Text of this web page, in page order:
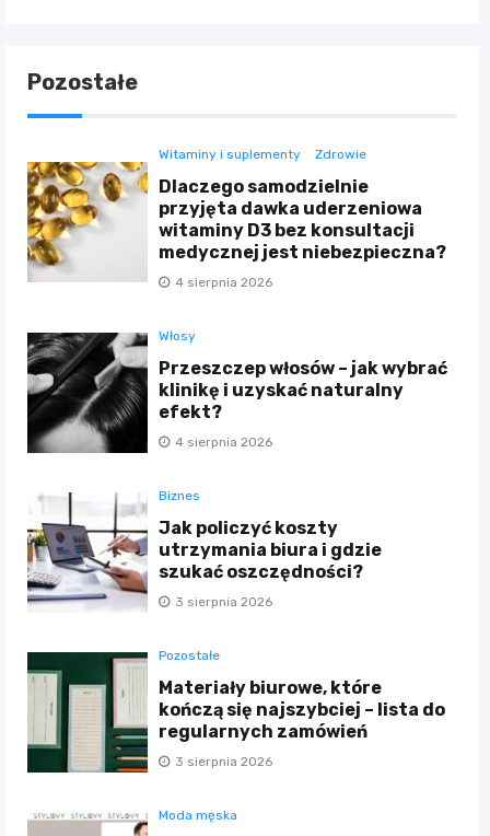
Pozostałe
Witaminy i suplementy Zdrowie
Dlaczego samodzielnie
przyjęta dawka uderzeniowa
witaminy D3 bez konsultacji
medycznej jest niebezpieczna?
4 sierpnia 2026
Włosy
Przeszczep włosów – jak wybrać
klinikę i uzyskać naturalny
efekt?
4 sierpnia 2026
Biznes
Jak policzyć koszty
utrzymania biura i gdzie
szukać oszczędności?
3 sierpnia 2026
Pozostałe
Materiały biurowe, które
kończą się najszybciej – lista do
regularnych zamówień
3 sierpnia 2026
Moda męska